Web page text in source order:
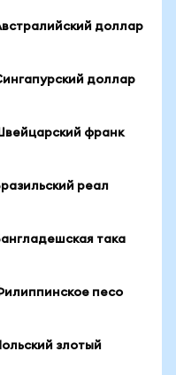
доллар
доллар
франк
реал
така
песо
злотый